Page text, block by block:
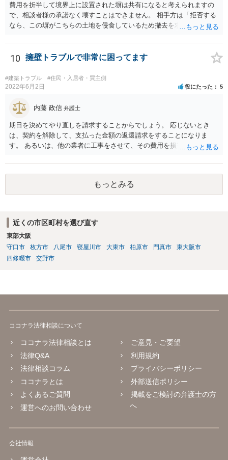
費用を折半して境界上に設置された塀は共有になると考えられますの
で、相談者様の承諾なく壊すことはできません。 相手方は「拒否する
なら、この塀がこちらの土地を侵食しているため撤去を求める手続き
ているわけですから、相談者様の同意なく塀の撤去を求めることは法
的には難しいように思われます。 また、「隣地（相談者様）の許可」
というのが何の許可を示しているのか判然としませんが、一般に、高
層建築物の建築確認を得る際は、近隣住民と協議してその建築に関し
同意を得るよう行政指導が行われておりますので、（推測になってし
たのかもしれません。 近隣住民の同意は必須の要件ではないため、直
ちに建築確認自体が取り消されるわけではございませんが、虚偽の申
請を行ったことについて申請者の責任を追及する余地はあろうかと存
じます。 お話をお聞きする限り、相手方のやり口は非常に強引かつ高
圧的で、相談者様が恐怖を感じるのは無理もないことかと思います。
取った」ということについて説明を求める旨を記載した通知書を送り
士に任せることができ、相手方と話さなければならないという精神的
なご負担をなくすこともできます。 相手方に恐怖を感じ、ご自身で話
し合いを行うことができそうにないようでしたら、一度弁護士に依頼
することをご検討いただくのがよろしいかもしれません。 ご参考にな
れば幸いです。
10 擁壁トラブルで非常に困ってます
#建築トラブル #住民・入居者・買主側
2022年6月2日 役にたった 5
内藤 政信 弁護士
期日を決めてやり直しを請求することからでしょう。 応じないとき
は、契約を解除して、支払った金額の返還請求をすることになりま
す。 あるいは、他の業者に工事をさせて、その費用を損害として請求
もっとみる
近くの市区町村を選び直す
東部大阪
守口市
枚方市 八尾市 寝屋川市 大東市 柏原市 門真市
東大阪市
四條畷市
交野市
ココナラ法律相談について
ココナラ法律相談とは
法律Q&A
法律相談コラム
ココナラとは
よくあるご質問
運営へのお問い合わせ
ご意見・ご要望
利用規約
プライバシーポリシー
外部送信ポリシー
掲載をご検討の弁護士の方
へ
会社情報